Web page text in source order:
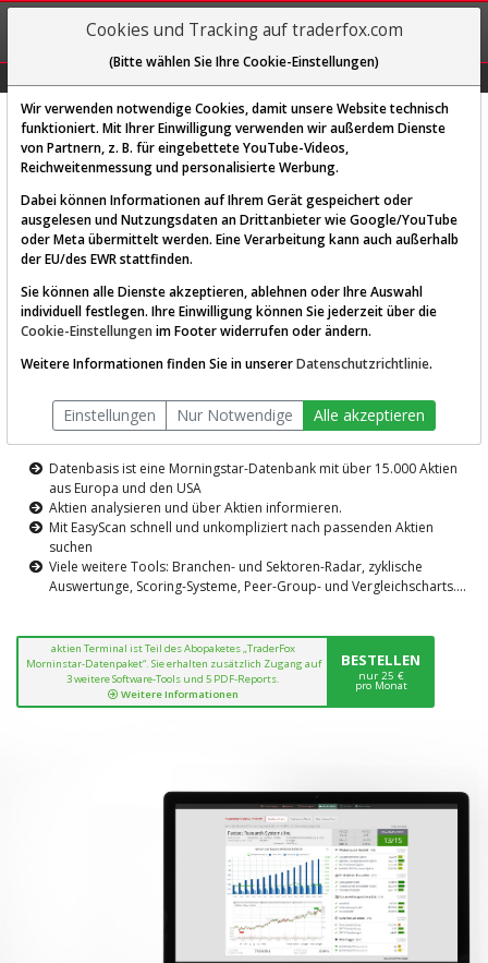
REGIS-
TRIEREN
Diese Funktion ist nur für
AKTIEN-TERMINAL
Die Aktienanalyse-Plattform von
TraderFox
Datenbasis ist eine Morningstar-Datenbank mit über 15.000 Aktien
aus Europa und den USA
Aktien analysieren und über Aktien informieren.
Mit EasyScan schnell und unkompliziert nach passenden Aktien
suchen
Viele weitere Tools: Branchen- und Sektoren-Radar, zyklische
Auswertunge, Scoring-Systeme, Peer-Group- und Vergleichscharts....
aktien Terminal ist Teil des Abopaketes „TraderFox
Morninstar-Datenpaket“. Sie erhalten zusätzlich Zugang auf
3 weitere Software-Tools und 5 PDF-Reports.
Weitere Informationen
BESTELLEN
nur 25 €
pro Monat
Cookies und Tracking auf traderfox.com
(Bitte wählen Sie Ihre Cookie-Einstellungen)
Wir verwenden notwendige Cookies, damit unsere Website technisch
funktioniert. Mit Ihrer Einwilligung verwenden wir außerdem Dienste
von Partnern, z. B. für eingebettete YouTube-Videos,
Reichweitenmessung und personalisierte Werbung.
Dabei können Informationen auf Ihrem Gerät gespeichert oder
ausgelesen und Nutzungsdaten an Drittanbieter wie Google/YouTube
oder Meta übermittelt werden. Eine Verarbeitung kann auch außerhalb
der EU/des EWR stattfinden.
Sie können alle Dienste akzeptieren, ablehnen oder Ihre Auswahl
individuell festlegen. Ihre Einwilligung können Sie jederzeit über die
Cookie-Einstellungen im Footer widerrufen oder ändern.
Weitere Informationen finden Sie in unsererDatenschutzrichtlinie.
Einstellungen Nur Notwendige Alle akzeptieren